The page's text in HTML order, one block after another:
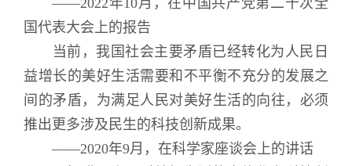
——2022年10月，在中国共产党第二十次全
国代表大会上的报告
当前，我国社会主要矛盾已经转化为人民日
益增长的美好生活需要和不平衡不充分的发展之
间的矛盾，为满足人民对美好生活的向往，必须
推出更多涉及民生的科技创新成果。
——2020年9月，在科学家座谈会上的讲话